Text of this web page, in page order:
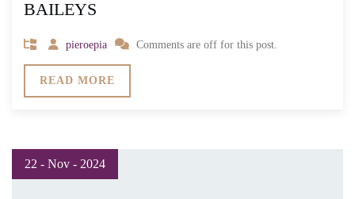
BAILEYS
pieroepia Comments are off for this post.
READ MORE
22 - Nov - 2024